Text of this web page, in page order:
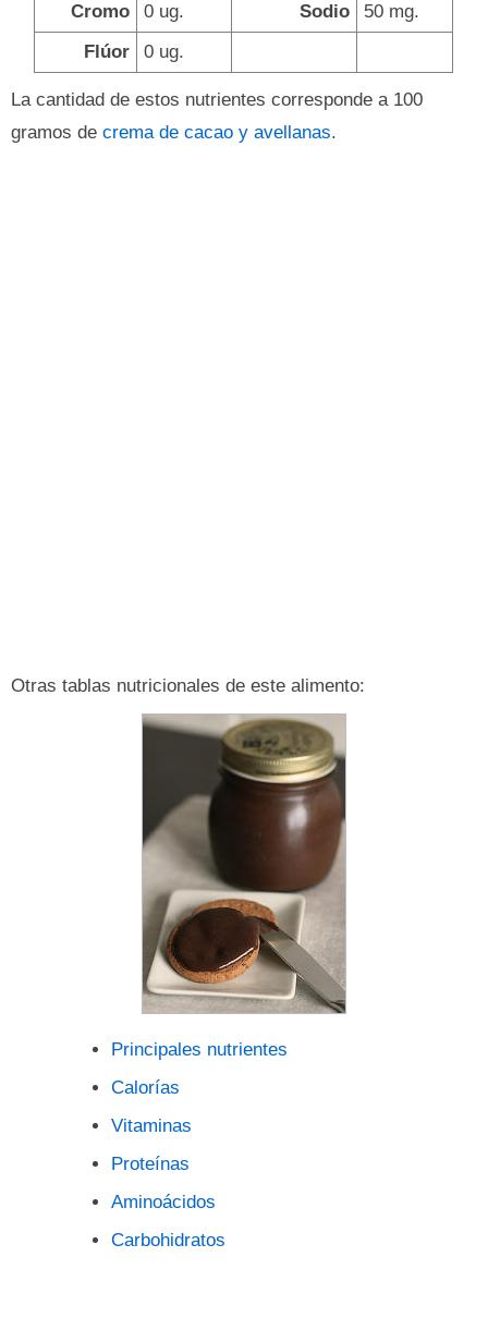
Cromo
0 ug. Sodio
50 mg.
Flúor
0 ug.
La cantidad de estos nutrientes corresponde a 100
gramos de crema de cacao y avellanas.
Otras tablas nutricionales de este alimento:
Principales nutrientes
Calorías
Vitaminas
Proteínas
Aminoácidos
Carbohidratos